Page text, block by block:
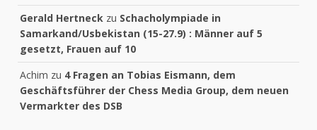
Gerald Hertneck zu Schacholympiade in
Samarkand/Usbekistan (15-27.9) : Männer auf 5
gesetzt, Frauen auf 10
Achim zu 4 Fragen an Tobias Eismann, dem
Geschäftsführer der Chess Media Group, dem neuen
Vermarkter des DSB